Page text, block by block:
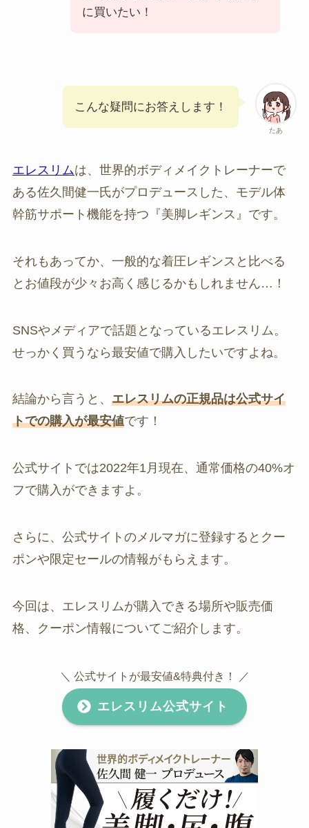
に買いたい！
たあ
こんな疑問にお答えします！
エレスリムは、世界的ボディメイクトレーナーで
ある佐久間健一氏がプロデュースした、モデル体
幹筋サポート機能を持つ『美脚レギンス』です。
それもあってか、一般的な着圧レギンスと比べる
とお値段が少々お高く感じるかもしれません…！
SNSやメディアで話題となっているエレスリム。
せっかく買うなら最安値で購入したいですよね。
結論から言うと、 エレスリムの正規品は公式サイ
トでの購入が最安値です！
公式サイトでは2022年1月現在、通常価格の40%オ
フで購入ができますよ。
さらに、公式サイトのメルマガに登録するとクー
ポンや限定セールの情報がもらえます。
今回は、エレスリムが購入できる場所や販売価
格、クーポン情報についてご紹介します。
＼ 公式サイトが最安値&特典付き！ ／
エレスリム公式サイト